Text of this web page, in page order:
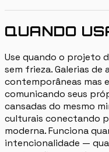
QUANDO
Use quando o projeto
sem frieza. Galerias
contemporâneas mas
comunicando seus
cansadas do mesmo
culturais conectando
moderna. Funciona
intencionalidade —